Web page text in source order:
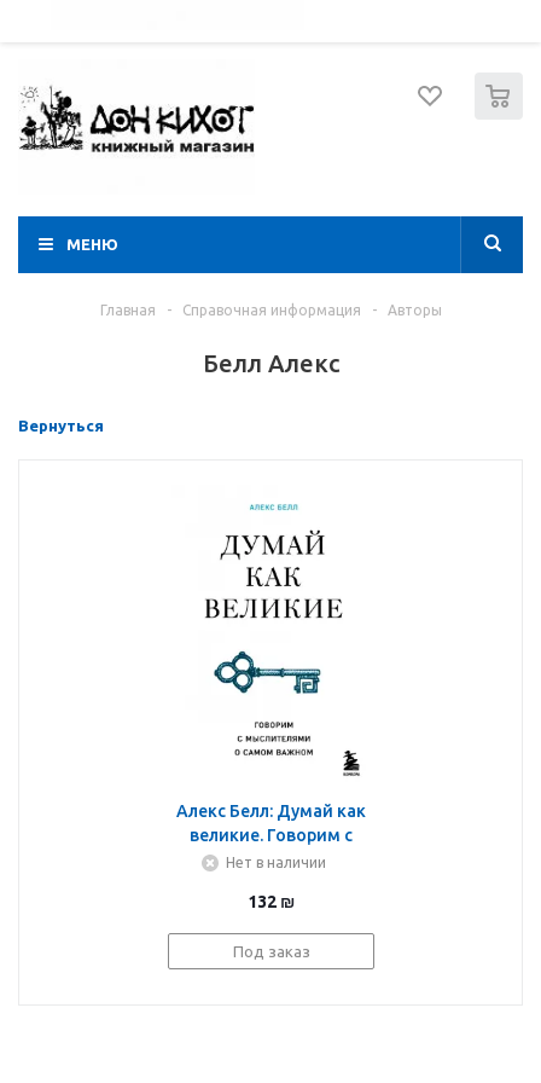
МЕНЮ
Главная - Справочная информация - Авторы
Белл Алекс
Вернуться
Алекс Белл: Думай как
великие. Говорим с
мыслителями о самом
Нет в наличии
132 ₪
Под заказ